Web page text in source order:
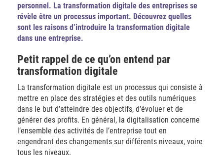
personnel. La transformation digitale des entreprises se
révèle être un processus important. Découvrez quelles
sont les raisons d’introduire la transformation digitale
dans une entreprise.
Petit rappel de ce qu’on entend par
transformation digitale
La transformation digitale est un processus qui consiste à
mettre en place des stratégies et des outils numériques
dans le but d’atteindre des objectifs, d’évoluer et de
générer des profits. En général, la digitalisation concerne
l’ensemble des activités de l’entreprise tout en
engendrant des changements sur différents niveaux, voire
tous les niveaux.